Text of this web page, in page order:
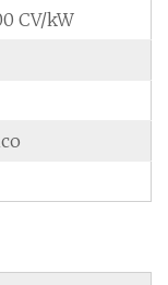
CV/kW